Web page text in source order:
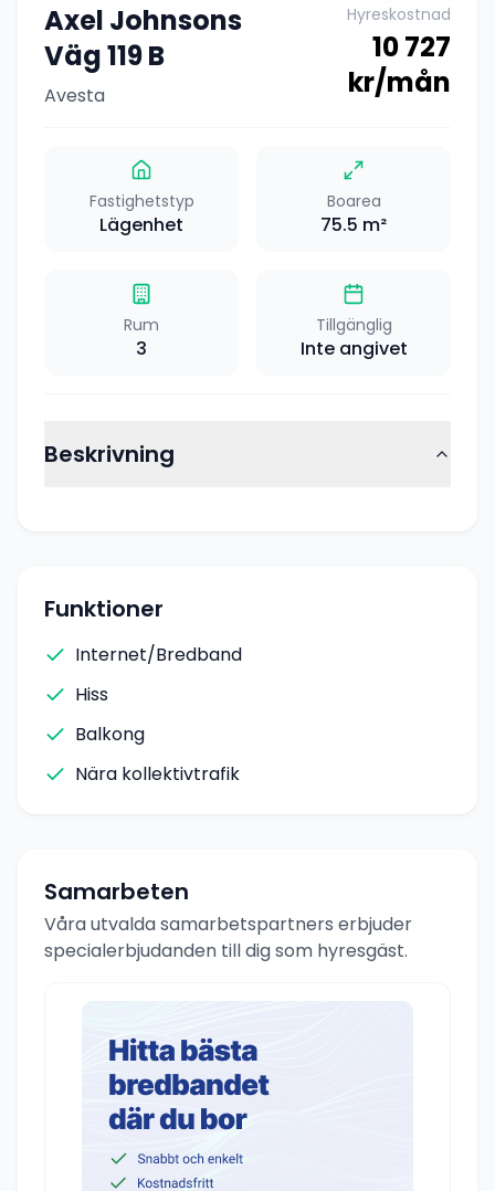
Axel Johnsons
Väg 119 B
Avesta
Hyreskostnad
10 727
kr/mån
Fastighetstyp
Lägenhet
Boarea
75.5 m²
Rum
3
Tillgänglig
Inte angivet
Beskrivning
Funktioner
Internet/Bredband
Hiss
Balkong
Nära kollektivtrafik
Samarbeten
Våra utvalda samarbetspartners erbjuder
specialerbjudanden till dig som hyresgäst.